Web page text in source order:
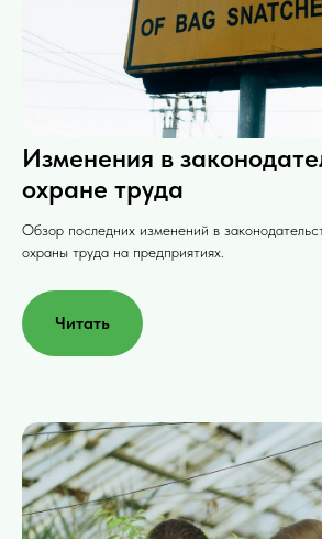
Изменения в
охране труда
Обзор последних изменений в
охраны труда на предприятиях.
Читать